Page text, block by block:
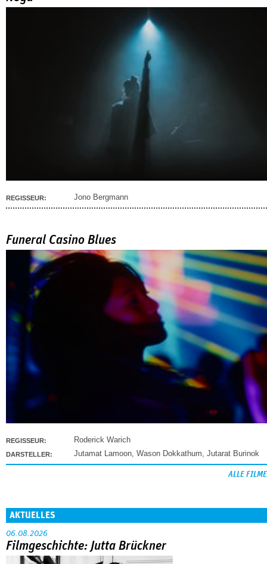
REGISSEUR: Jono Bergmann
Funeral Casino Blues
REGISSEUR: Roderick Warich
DARSTELLER: Jutamat Lamoon, Wason Dokkathum, Jutarat Burinok
ALLE FILME
AKTUELLES
06.08.2026
Filmgeschichte: Jutta Brückner